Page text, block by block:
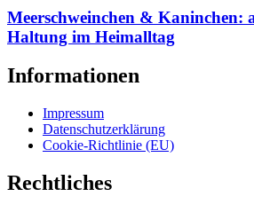
Meerschweinchen & Kaninchen:
Haltung im Heimalltag
Informationen
Impressum
Datenschutzerklärung
Cookie-Richtlinie (EU)
Rechtliches